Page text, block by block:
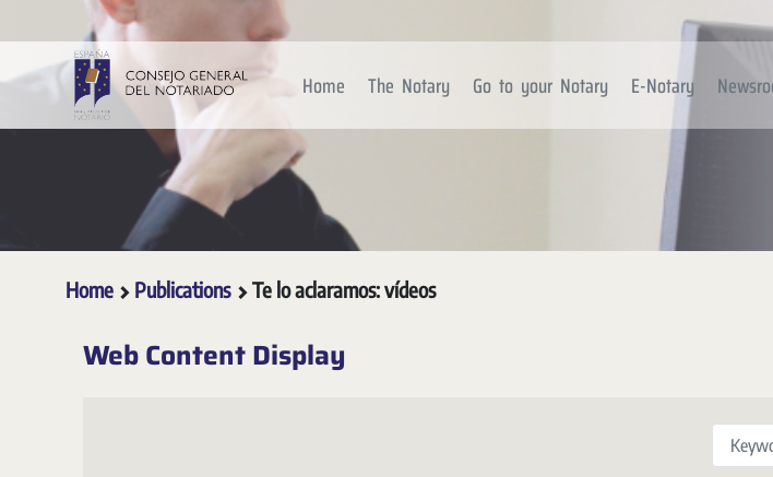
Skip to Main Content
Home The Notary Go to your Notary E-Notary
Home Publications Te lo aclaramos: vídeos
Web Content Display